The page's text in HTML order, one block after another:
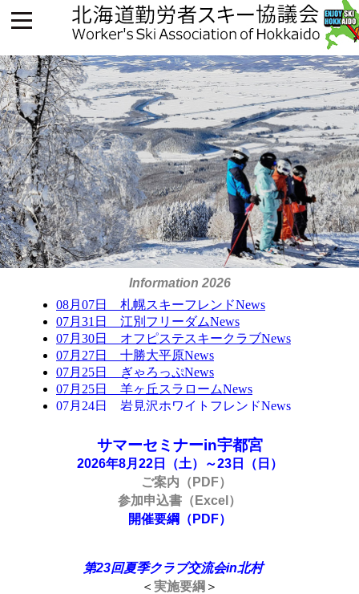
Information 2026
サマーセミナーin宇都宮
2026年8月22日（土）～23日（日）
ご案内（PDF）
参加申込書（Excel）
開催要綱（PDF）
第23回夏季クラブ交流会in北村
＜ 実施要綱 ＞